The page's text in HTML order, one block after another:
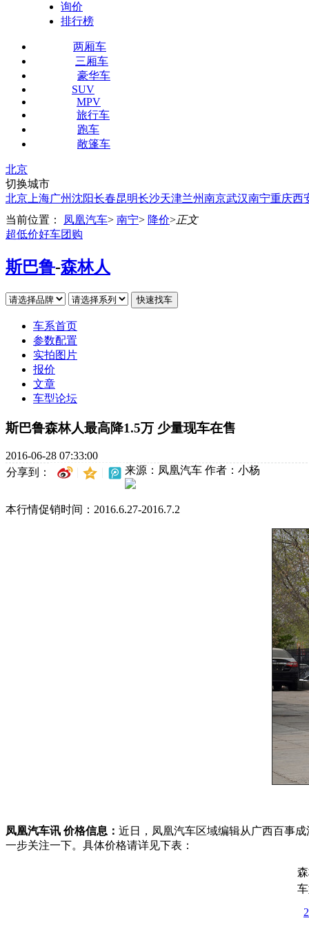
询价
排行榜
两厢车
三厢车
豪华车
SUV
MPV
旅行车
跑车
敞篷车
北京
切换城市
北京 上海广州沈阳长春昆明长沙天津兰州南京武汉南宁重庆西
当前位置：
凤凰汽车> 南宁> 降价>正文
超低价好车团购
斯巴鲁-森林人
车系首页
参数配置
实拍图片
报价
文章
车型论坛
斯巴鲁森林人最高降1.5万 少量现车在售
2016-06-28 07:33:00
分享到：
来源：凤凰汽车 作者：小杨
本行情促销时间：2016.6.27-2016.7.2
凤凰汽车讯 价格信息： 近日，凤凰汽车区域编辑从广西百事
一步关注一下。具体价格请详见下表：